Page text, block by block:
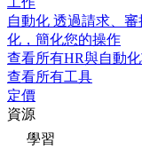
自動化 透過請求、審
化，簡化您的操作
查看所有HR與自動
查看所有工具
定價
資源
學習